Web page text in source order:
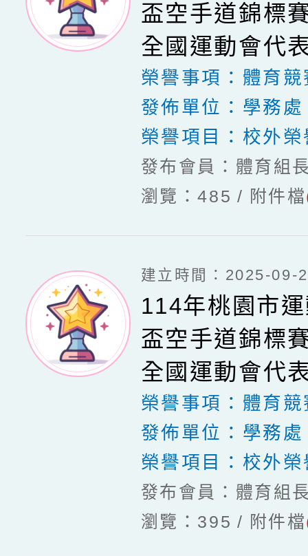
盃空手道錦標
全國運動會代
榮譽事項： 體育競
發佈單位： 學務處
榮譽項目： 校外榮
發布會員：體育組
瀏覽：485
附件檔
建立時間：2025-09-
114年桃園市
盃空手道錦標
全國運動會代
榮譽事項： 體育競
發佈單位： 學務處
榮譽項目： 校外榮
發布會員：體育組
瀏覽：395
附件檔